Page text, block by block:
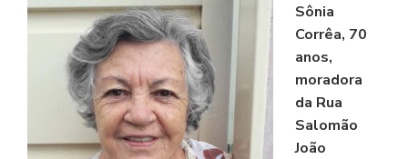
Sônia
Corrêa, 70
anos,
moradora
da Rua
Salomão
João